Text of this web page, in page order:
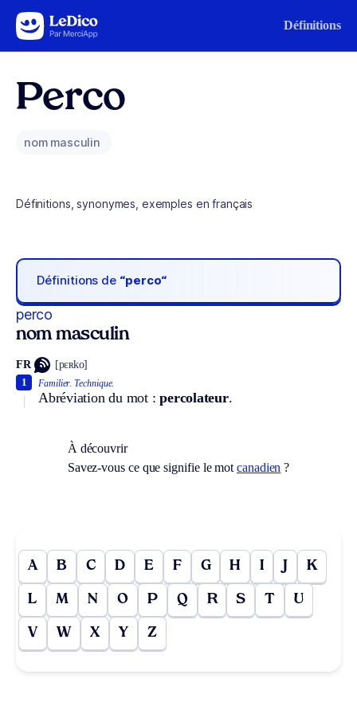
Aller au contenu Définitions
Perco
nom masculin
Définitions, synonymes, exemples en français
Définitions de “perco“
perco
nom masculin
FR [pɛʀko]
Familier. Technique.
Abréviation du mot :percolateur.
1
À découvrir
Savez-vous ce que signifie le motcanadien ?
A B C D E F G H I J K
L M N O P Q R S T U
V W X Y Z